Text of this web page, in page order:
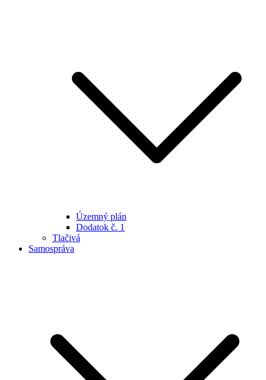
Územný plán
Dodatok č. 1
Tlačivá
Samospráva